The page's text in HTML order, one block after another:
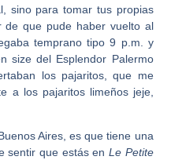
sino para tomar tus propias
de que pude haber vuelto al
temprano tipo 9 p.m. y
size del Esplendor Palermo
los pajaritos, que me
a los pajaritos limeños jeje,
Aires, es que tiene una
sentir que estás en Le Petite